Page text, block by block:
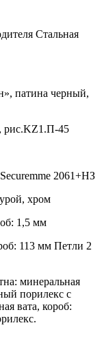
Стальная
патина черный,
рис.KZ1.П-45
2061+НЗ
хром
1,5 мм
113 мм Петли 2
минеральная
порилекс с
вата, короб: